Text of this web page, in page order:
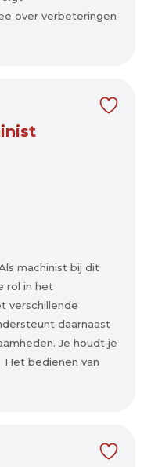
over verbeteringen
machinist bij dit
rol in het
verschillende
daarnaast
Je houdt je
bedienen van